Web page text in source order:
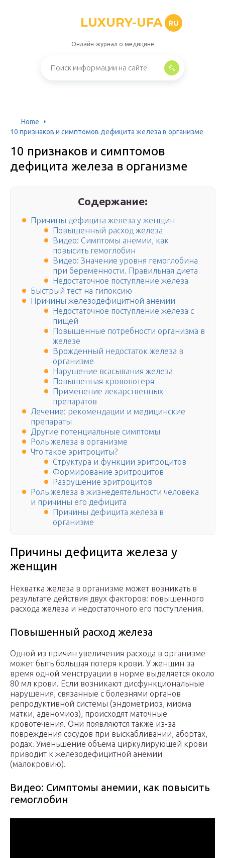
LUXURY-UFA RU
Онлайн-журнал о медицине
Home
10 признаков и симптомов дефицита железа в организме
10 признаков и симптомов
дефицита железа в организме
Содержание:
Причины дефицита железа у женщин
Повышенный расход железа
Видео: Симптомы анемии, как
повысить гемоглобин
Видео: Значение уровня гемоглобина
при беременности. Правильная диета
Недостаточное поступление железа
Быстрый тест на гипоксию
Причины железодефицитной анемии
Недостаточное поступление железа с
пищей
Повышенные потребности организма в
железе
Врожденный недостаток железа в
организме
Нарушение всасывания железа
Повышенная кровопотеря
Применение лекарственных
препаратов
Лечение: рекомендации и медицинские
препараты
Другие потенциальные симптомы
Роль железа в организме
Что такое эритроциты?
Структура и функции эритроцитов
Формирование эритроцитов
Разрушение эритроцитов
Роль железа в жизнедеятельности человека
и причины его дефицита
Причины дефицита железа в
организме
Причины дефицита железа у
женщин
Нехватка железа в организме может возникать в
результате действия двух факторов: повышенного
расхода железа и недостаточного его поступления.
Повышенный расход железа
Одной из причин увеличения расхода в организме
может быть большая потеря крови. У женщин за
время одной менструации в норме выделяется около
80 мл крови. Если возникают дисфункциональные
нарушения, связанные с болезнями органов
репродуктивной системы (эндометриоз, миома
матки, аденомиоз), происходят маточные
кровотечения. Они появляются также из-за
повреждения сосудов при выскабливании, абортах,
родах. Уменьшение объема циркулирующей крови
приводит к железодефицитной анемии
(малокровию).
Видео: Симптомы анемии, как повысить
гемоглобин